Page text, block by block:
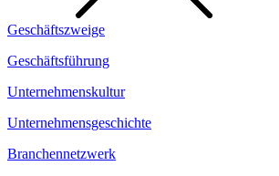
Geschäftszweige
Geschäftsführung
Unternehmenskultur
Unternehmensgeschichte
Branchennetzwerk